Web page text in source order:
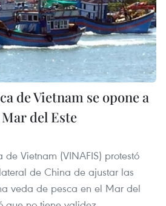
de Vietnam se opone a
del Este
de Vietnam (VINAFIS) protestó
de China de ajustar las
veda de pesca en el Mar del